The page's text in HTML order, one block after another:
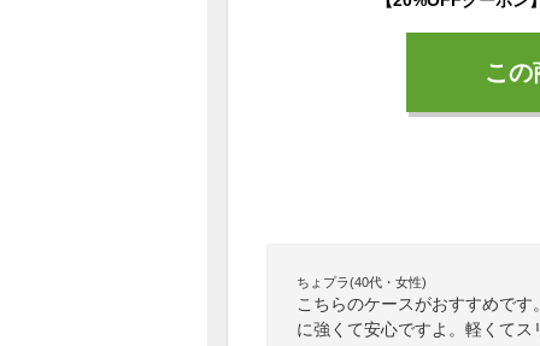
こ
ちょプラ(40代・女性)
こちらのケースがおすすめで
に強くて安心ですよ。軽くてス